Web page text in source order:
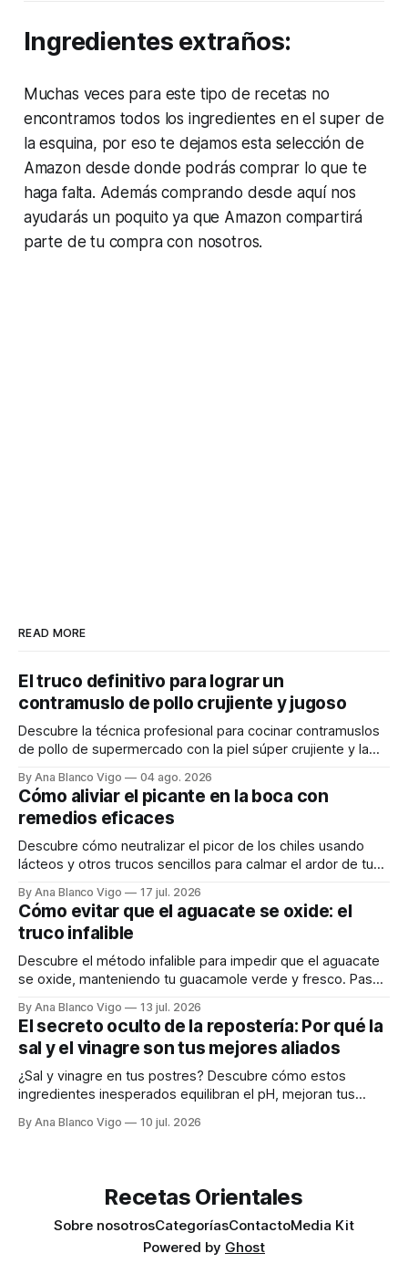
Ingredientes extraños:
Muchas veces para este tipo de recetas no
encontramos todos los ingredientes en el super de
la esquina, por eso te dejamos esta selección de
Amazon desde donde podrás comprar lo que te
haga falta. Además comprando desde aquí nos
ayudarás un poquito ya que Amazon compartirá
parte de tu compra con nosotros.
READ MORE
El truco definitivo para lograr un
contramuslo de pollo crujiente y jugoso
Descubre la técnica profesional para cocinar contramuslos
de pollo de supermercado con la piel súper crujiente y la
By Ana Blanco Vigo 04 ago. 2026
Cómo aliviar el picante en la boca con
remedios eficaces
Descubre cómo neutralizar el picor de los chiles usando
lácteos y otros trucos sencillos para calmar el ardor de tu
By Ana Blanco Vigo 17 jul. 2026
Cómo evitar que el aguacate se oxide: el
truco infalible
Descubre el método infalible para impedir que el aguacate
se oxide, manteniendo tu guacamole verde y fresco. Paso
By Ana Blanco Vigo 13 jul. 2026
El secreto oculto de la repostería: Por qué la
sal y el vinagre son tus mejores aliados
¿Sal y vinagre en tus postres? Descubre cómo estos
ingredientes inesperados equilibran el pH, mejoran tus
By Ana Blanco Vigo 10 jul. 2026
Recetas Orientales
Sobre nosotrosCategoríasContactoMedia Kit
Powered by Ghost